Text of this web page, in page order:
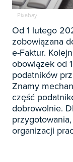
Prawo Pracy i
Rachunkowość
Rachunkowość
Podatki
Biura
Samorząd i
INFORLEX
Pixabay
Od 1 lutego
zobowiązana
e-Faktur.
obowiązek od
podatników
Znamy
część
dobrowolnie.
organizacji